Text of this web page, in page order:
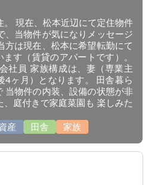
現在、松本近辺にて定住物件
、当物件が気になりメッセージ
方は現在、松本に希望転勤にて
す（賃貸のアパートです）。
社員 家族構成は、妻（専業主
4ヶ月）となります。 田舎暮ら
当物件の内装、設備の状態が非
庭付きで家庭菜園も 楽しみた
産 田舎 家族